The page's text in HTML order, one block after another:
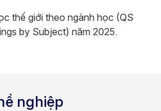
thế giới theo ngành học (QS
by Subject) năm 2025.
nghiệp